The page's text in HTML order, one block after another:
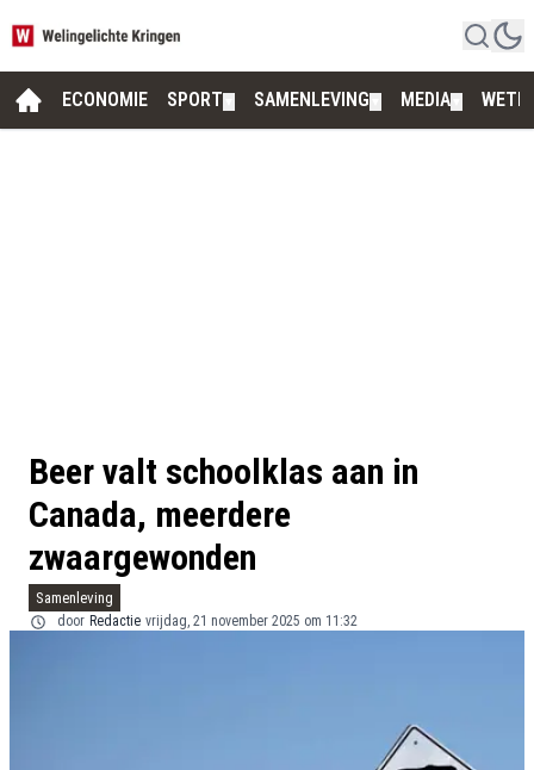
ECONOMIE SPORT SAMENLEVING MEDIA
Beer valt schoolklas aan in
Canada, meerdere
zwaargewonden
Samenleving
door Redactie vrijdag, 21 november 2025 om 11:32